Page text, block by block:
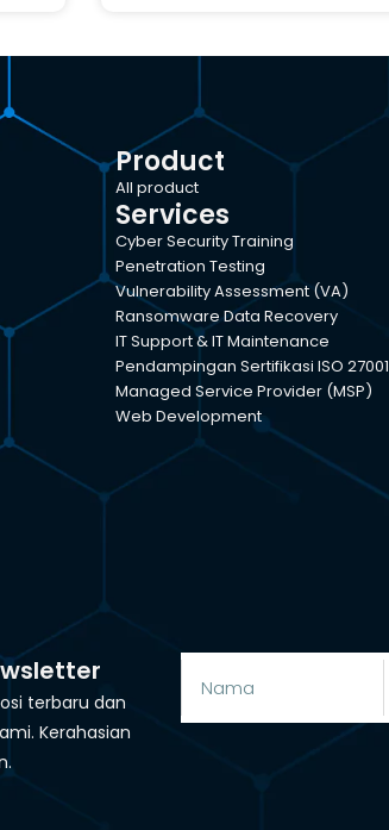
Product
All product
Services
Cyber Security Training
Penetration Testing
Vulnerability Assessment (VA)
Ransomware Data Recovery
IT Support & IT Maintenance
Pendampingan Sertifikasi ISO 27001
Managed Service Provider (MSP)
Web Development
terbaru dan
Kerahasian